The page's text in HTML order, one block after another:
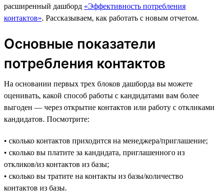
расширенный дашборд «Эффективность потребления
контактов». Рассказываем, как работать с новым отчетом.
Основные показатели
потребления контактов
На основании первых трех блоков дашборда вы можете
оценивать, какой способ работы с кандидатами вам более
выгоден — через открытие контактов или работу с откликами
кандидатов. Посмотрите:
• сколько контактов приходится на менеджера/приглашение;
• сколько вы платите за кандидата, приглашенного из
откликов/из контактов из базы;
• сколько вы тратите на контакты из базы/количество
контактов из базы.